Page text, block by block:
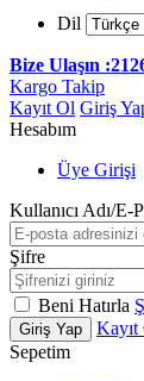
Dil
Bize Ulaşın
Kargo Takip
Kayıt Ol Giriş
Hesabım
Üye Girişi
Kullanıcı Adı/E-
Şifre
Beni Hatırla
Giriş Yap
Kayıt
Sepetim